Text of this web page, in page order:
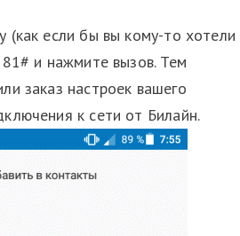
(как если бы вы кому-то хотели
и нажмите вызов. Тем
заказ настроек вашего
к сети от Билайн.